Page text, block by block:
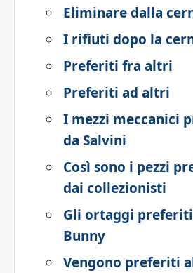
Eliminare dalla
I rifiuti dopo la
Preferiti fra altri
Preferiti ad altri
I mezzi meccanici
da Salvini
Così sono i pezzi
dai collezionisti
Gli ortaggi preferiti
Bunny
Vengono preferiti